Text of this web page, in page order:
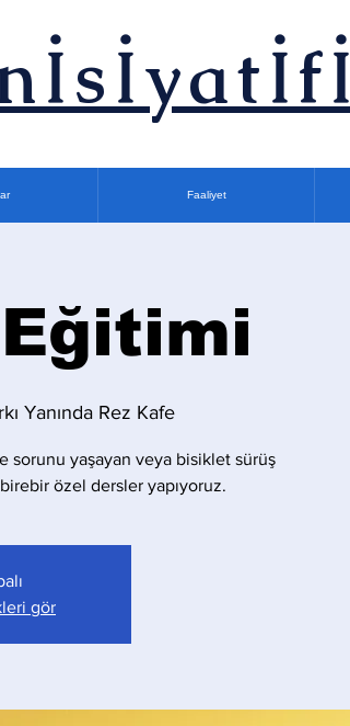
Faaliyet
Yanında Rez Kafe
sorunu yaşayan veya bisiklet sürüş
özel dersler yapıyoruz.
gör